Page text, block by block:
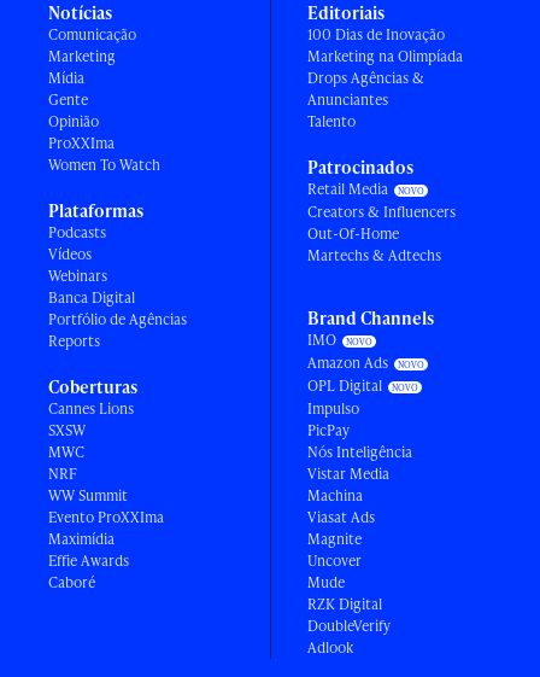
Notícias
Comunicação
Marketing
Mídia
Gente
Opinião
ProXXIma
Women To Watch
Plataformas
Podcasts
Vídeos
Webinars
Banca Digital
Portfólio de Agências
Reports
Coberturas
Cannes Lions
SXSW
MWC
NRF
WW Summit
Evento ProXXIma
Maximídia
Effie Awards
Caboré
Editoriais
100 Dias de Inovação
Marketing na Olimpíada
Drops Agências &
Anunciantes
Talento
Patrocinados
Retail Media
Creators & Influencers
Out-Of-Home
Martechs & Adtechs
Brand Channels
IMO
Amazon Ads
OPL Digital
Impulso
PicPay
Nós Inteligência
Vistar Media
Machina
Viasat Ads
Magnite
Uncover
Mude
RZK Digital
DoubleVerify
Adlook